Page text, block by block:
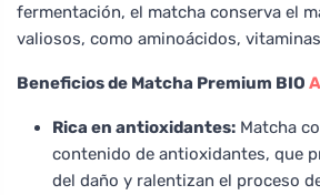
fermentación, el matcha conserva el
valiosos, como aminoácidos,
Beneficios de Matcha Premium BIO
Rica en antioxidantes: Matcha
contenido de antioxidantes, que
del daño y ralentizan el proceso